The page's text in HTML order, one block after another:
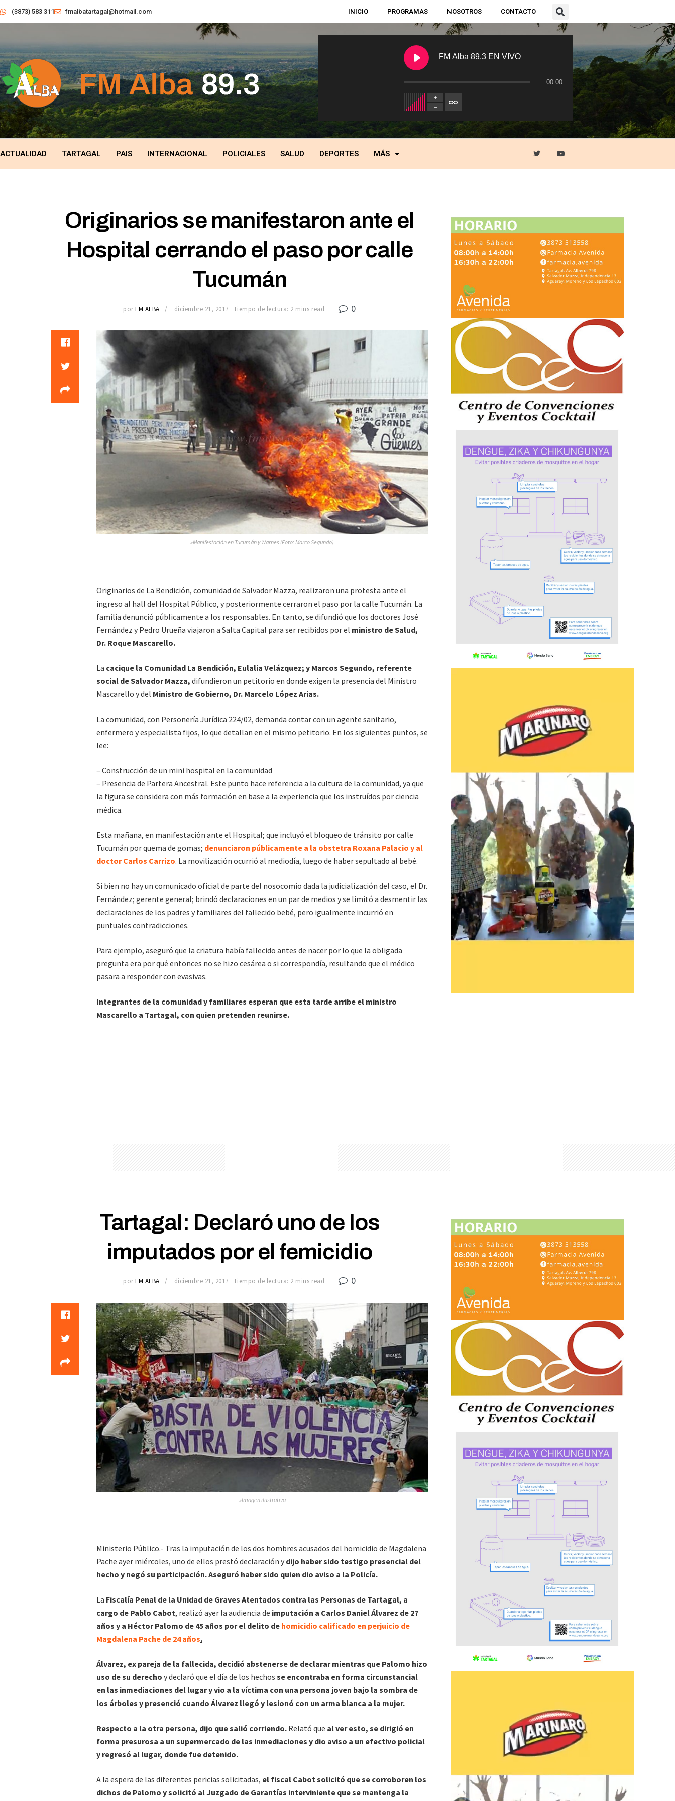
(3873) 583 311 fmalbatartagal@hotmail.com INICIO PROGRAMAS NOSOTROS CONTACTO
FM Alba 89.3 EN VIVO
00:00
ACTUALIDAD TARTAGAL PAIS INTERNACIONAL POLICIALES SALUD DEPORTES MÁS
Originarios se manifestaron ante el
Hospital cerrando el paso por calle
Tucumán
por FM ALBA diciembre 21, 2017 Tiempo de lectura: 2 mins read 0
»Manifestación en Tucumán y Warnes (Foto: Marco Segundo)
Originarios de La Bendición, comunidad de Salvador Mazza, realizaron una protesta ante el
ingreso al hall del Hospital Público, y posteriormente cerraron el paso por la calle Tucumán. La
familia denunció públicamente a los responsables. En tanto, se difundió que los doctores José
Fernández y Pedro Urueña viajaron a Salta Capital para ser recibidos por el ministro de Salud,
Dr. Roque Mascarello.
La cacique la Comunidad La Bendición, Eulalia Velázquez; y Marcos Segundo, referente
social de Salvador Mazza, difundieron un petitorio en donde exigen la presencia del Ministro
Mascarello y del Ministro de Gobierno, Dr. Marcelo López Arias.
La comunidad, con Personería Jurídica 224/02, demanda contar con un agente sanitario,
enfermero y especialista fijos, lo que detallan en el mismo petitorio. En los siguientes puntos, se
lee:
– Construcción de un mini hospital en la comunidad
– Presencia de Partera Ancestral. Este punto hace referencia a la cultura de la comunidad, ya que
la figura se considera con más formación en base a la experiencia que los instruídos por ciencia
médica.
Esta mañana, en manifestación ante el Hospital; que incluyó el bloqueo de tránsito por calle
Tucumán por quema de gomas; denunciaron públicamente a la obstetra Roxana Palacio y al
doctor Carlos Carrizo. La movilización ocurrió al mediodía, luego de haber sepultado al bebé.
Si bien no hay un comunicado oficial de parte del nosocomio dada la judicialización del caso, el Dr.
Fernández; gerente general; brindó declaraciones en un par de medios y se limitó a desmentir las
declaraciones de los padres y familiares del fallecido bebé, pero igualmente incurrió en
puntuales contradicciones.
Para ejemplo, aseguró que la criatura había fallecido antes de nacer por lo que la obligada
pregunta era por qué entonces no se hizo cesárea o si correspondía, resultando que el médico
pasara a responder con evasivas.
Integrantes de la comunidad y familiares esperan que esta tarde arribe el ministro
Mascarello a Tartagal, con quien pretenden reunirse.
Tartagal: Declaró uno de los
imputados por el femicidio
por FM ALBA diciembre 21, 2017 Tiempo de lectura: 2 mins read 0
»Imagen ilustrativa
Ministerio Público.- Tras la imputación de los dos hombres acusados del homicidio de Magdalena
Pache ayer miércoles, uno de ellos prestó declaración y dijo haber sido testigo presencial del
hecho y negó su participación. Aseguró haber sido quien dio aviso a la Policía.
La Fiscalía Penal de la Unidad de Graves Atentados contra las Personas de Tartagal, a
cargo de Pablo Cabot, realizó ayer la audiencia de imputación a Carlos Daniel Álvarez de 27
años y a Héctor Palomo de 45 años por el delito de homicidio calificado en perjuicio de
Magdalena Pache de 24 años.
Álvarez, ex pareja de la fallecida, decidió abstenerse de declarar mientras que Palomo hizo
uso de su derecho y declaró que el día de los hechos se encontraba en forma circunstancial
en las inmediaciones del lugar y vio a la víctima con una persona joven bajo la sombra de
los árboles y presenció cuando Álvarez llegó y lesionó con un arma blanca a la mujer.
Respecto a la otra persona, dijo que salió corriendo. Relató que al ver esto, se dirigió en
forma presurosa a un supermercado de las inmediaciones y dio aviso a un efectivo policial
y regresó al lugar, donde fue detenido.
A la espera de las diferentes pericias solicitadas, el fiscal Cabot solicitó que se corroboren los
dichos de Palomo y solicitó al Juzgado de Garantías interviniente que se mantenga la